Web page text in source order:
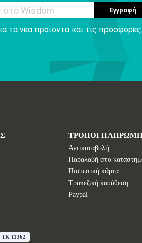
στο Wisdom Εγγραφή
τα νέα προϊόντα και τις προσφορές
11362
ΤΡΟΠΟΙ
Αντικαταβολή
Παραλαβή στο
Πιστωτική κάρτα
Τραπεζική κατάθεση
Paypal